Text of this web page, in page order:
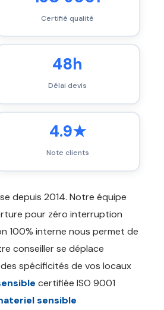
Certifié qualité
48h
Délai devis
4.9★
Note clients
depuis 2014. Notre équipe
pour zéro interruption
100% interne nous permet de
conseiller se déplace
spécificités de vos locaux
certifiée ISO 9001
sensible